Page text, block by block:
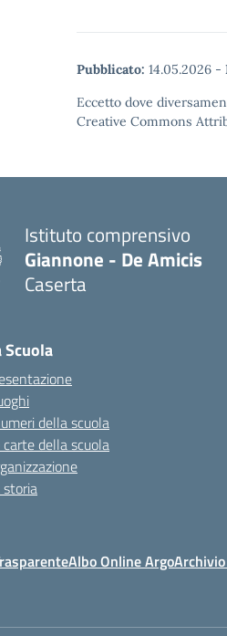
Pubblicato: 14.05.2026 -
Eccetto dove
Creative Commons
Istituto comprensivo
Giannone - De Amicis
Caserta
Scuola
della scuola
carte della scuola
storia
Albo Online Argo